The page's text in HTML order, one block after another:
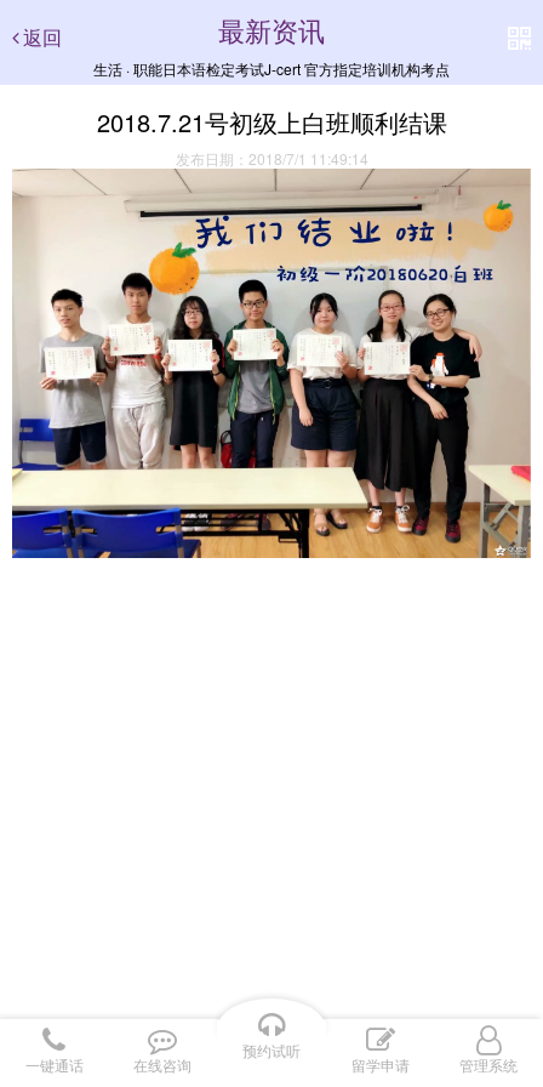
返回 最新资讯
生活 · 职能日本语检定考试J-cert 官方指定培训机构考点
2018.7.21号初级上白班顺利结课
发布日期：2018/7/1 11:49:14
一键通话 在线咨询
预约试听
留学申请 管理系统